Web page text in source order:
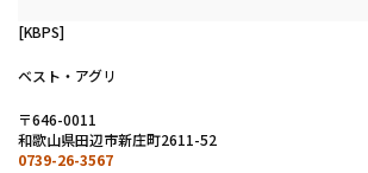
[KBPS]
ベスト・アグリ
〒646-0011
和歌山県田辺市新庄町2611-52
0739-26-3567